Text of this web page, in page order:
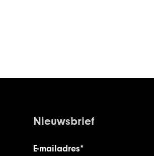
Nieuwsbrief
E-mailadres*